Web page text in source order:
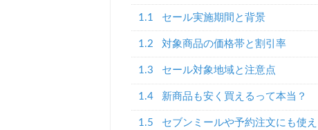
1.1 セール実施期間と背景
1.2 対象商品の価格帯と割引率
1.3 セール対象地域と注意点
1.4 新商品も安く買えるって本当？
1.5 セブンミールや予約注文にも使え